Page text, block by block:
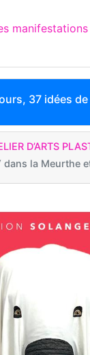
37 idées
D’ARTS
dans la Meurthe